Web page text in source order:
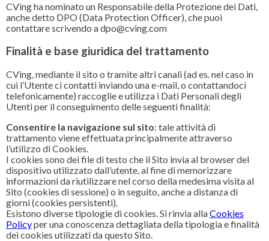
CVing ha nominato un Responsabile della Protezione dei Dati,
anche detto DPO (Data Protection Officer), che puoi
contattare scrivendo a dpo@cving.com
Finalità e base giuridica del trattamento
CVing, mediante il sito o tramite altri canali (ad es. nel caso in
cui l’Utente ci contatti inviando una e-mail, o contattandoci
telefonicamente) raccoglie e utilizza i Dati Personali degli
Utenti per il conseguimento delle seguenti finalità:
Consentire la navigazione sul sito: tale attività di
trattamento viene effettuata principalmente attraverso
l’utilizzo di Cookies.
I cookies sono dei file di testo che il Sito invia al browser del
dispositivo utilizzato dall’utente, al fine di memorizzare
informazioni da riutilizzare nel corso della medesima visita al
Sito (cookies di sessione) o in seguito, anche a distanza di
giorni (cookies persistenti).
Esistono diverse tipologie di cookies. Si rinvia allaCookies
Policyper una conoscenza dettagliata della tipologia e finalità
dei cookies utilizzati da questo Sito.